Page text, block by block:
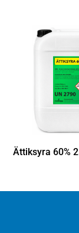
Ättiksyra 60%